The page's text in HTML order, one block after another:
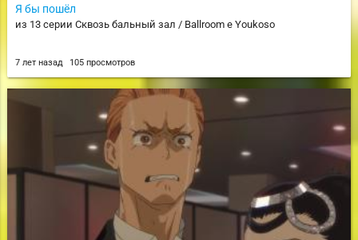
Я бы пошёл
из 13 серии Сквозь бальный зал / Ballroom e Youkoso
7 лет назад 105 просмотров